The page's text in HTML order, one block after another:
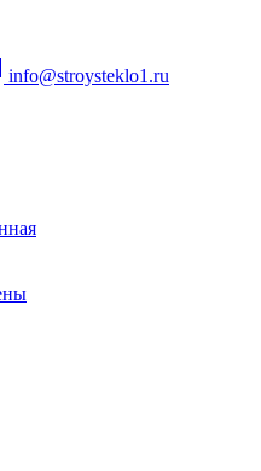
info@stroysteklo1.ru